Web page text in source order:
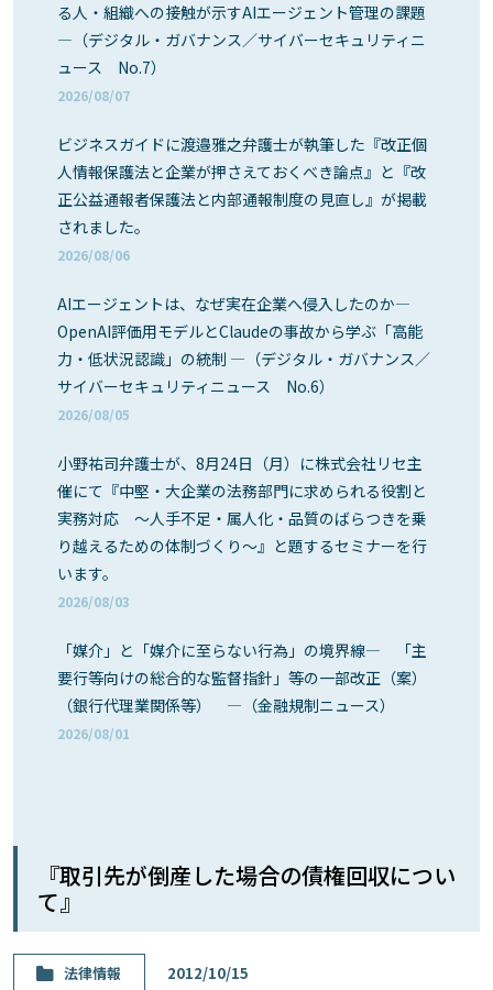
る人・組織への接触が示すAIエージェント管理の課題
―（デジタル・ガバナンス／サイバーセキュリティニ
ュース No.7）
2026/08/07
ビジネスガイドに渡邉雅之弁護士が執筆した『改正個
人情報保護法と企業が押さえておくべき論点』と『改
正公益通報者保護法と内部通報制度の見直し』が掲載
されました。
2026/08/06
AIエージェントは、なぜ実在企業へ侵入したのか―
OpenAI評価用モデルとClaudeの事故から学ぶ「高能
力・低状況認識」の統制 ―（デジタル・ガバナンス／
サイバーセキュリティニュース No.6）
2026/08/05
小野祐司弁護士が、8月24日（月）に株式会社リセ主
催にて『中堅・大企業の法務部門に求められる役割と
実務対応 ～人手不足・属人化・品質のばらつきを乗
り越えるための体制づくり～』と題するセミナーを行
います。
2026/08/03
「媒介」と「媒介に至らない行為」の境界線― 「主
要行等向けの総合的な監督指針」等の一部改正（案）
（銀行代理業関係等） ―（金融規制ニュース）
2026/08/01
『取引先が倒産した場合の債権回収につい
て』
法律情報 2012/10/15